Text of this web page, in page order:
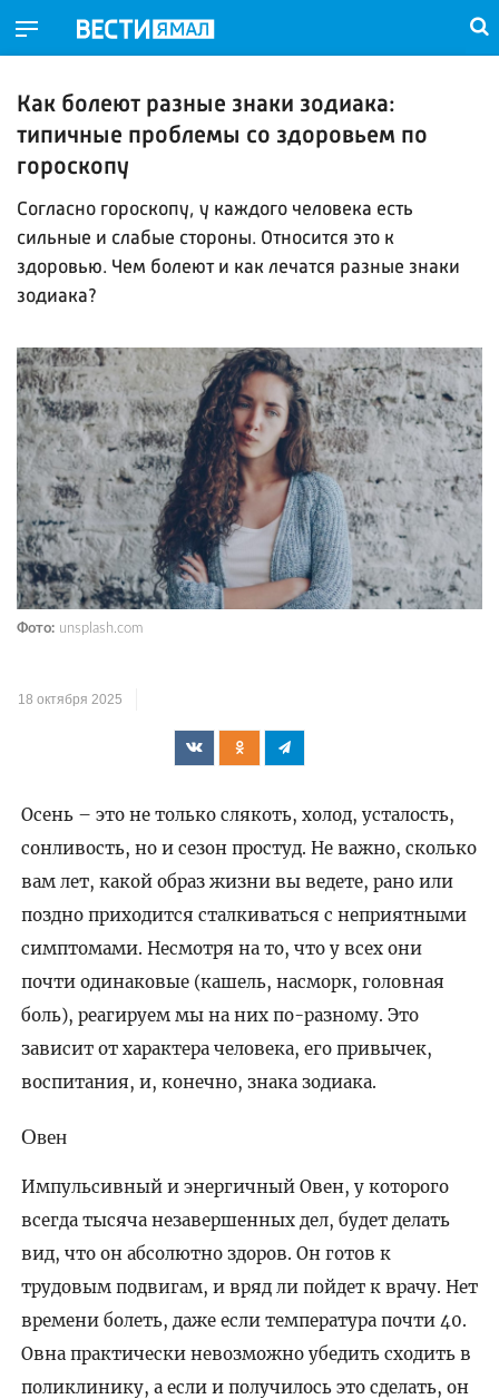
Как болеют разные знаки зодиака:
типичные проблемы со здоровьем по
гороскопу
Согласно гороскопу, у каждого человека есть
сильные и слабые стороны. Относится это к
здоровью. Чем болеют и как лечатся разные знаки
зодиака?
Фото: unsplash.com
18 октября 2025
Осень – это не только слякоть, холод, усталость,
сонливость, но и сезон простуд. Не важно, сколько
вам лет, какой образ жизни вы ведете, рано или
поздно приходится сталкиваться с неприятными
симптомами. Несмотря на то, что у всех они
почти одинаковые (кашель, насморк, головная
боль), реагируем мы на них по-разному. Это
зависит от характера человека, его привычек,
воспитания, и, конечно, знака зодиака.
Овен
Импульсивный и энергичный Овен, у которого
всегда тысяча незавершенных дел, будет делать
вид, что он абсолютно здоров. Он готов к
трудовым подвигам, и вряд ли пойдет к врачу. Нет
времени болеть, даже если температура почти 40.
Овна практически невозможно убедить сходить в
поликлинику, а если и получилось это сделать, он